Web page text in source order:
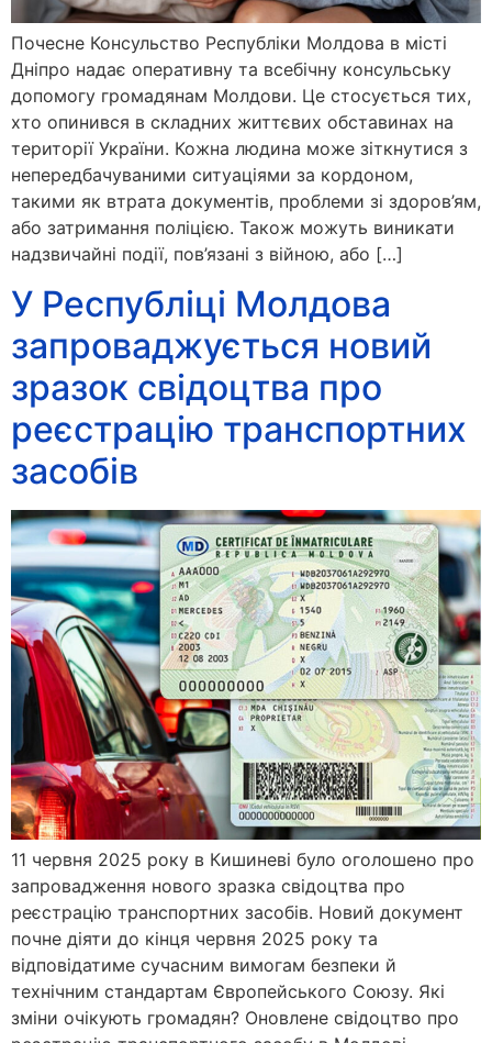
Почесне Консульство Республіки Молдова в місті
Дніпро надає оперативну та всебічну консульську
допомогу громадянам Молдови. Це стосується тих,
хто опинився в складних життєвих обставинах на
території України. Кожна людина може зіткнутися з
непередбачуваними ситуаціями за кордоном,
такими як втрата документів, проблеми зі здоров’ям,
або затримання поліцією. Також можуть виникати
надзвичайні події, пов’язані з війною, або […]
У Республіці Молдова
запроваджується новий
зразок свідоцтва про
реєстрацію транспортних
засобів
11 червня 2025 року в Кишиневі було оголошено про
запровадження нового зразка свідоцтва про
реєстрацію транспортних засобів. Новий документ
почне діяти до кінця червня 2025 року та
відповідатиме сучасним вимогам безпеки й
технічним стандартам Європейського Союзу. Які
зміни очікують громадян? Оновлене свідоцтво про